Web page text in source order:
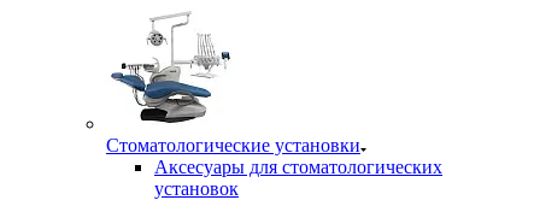
Стоматологические установки
Аксесуары для стоматологических
установок